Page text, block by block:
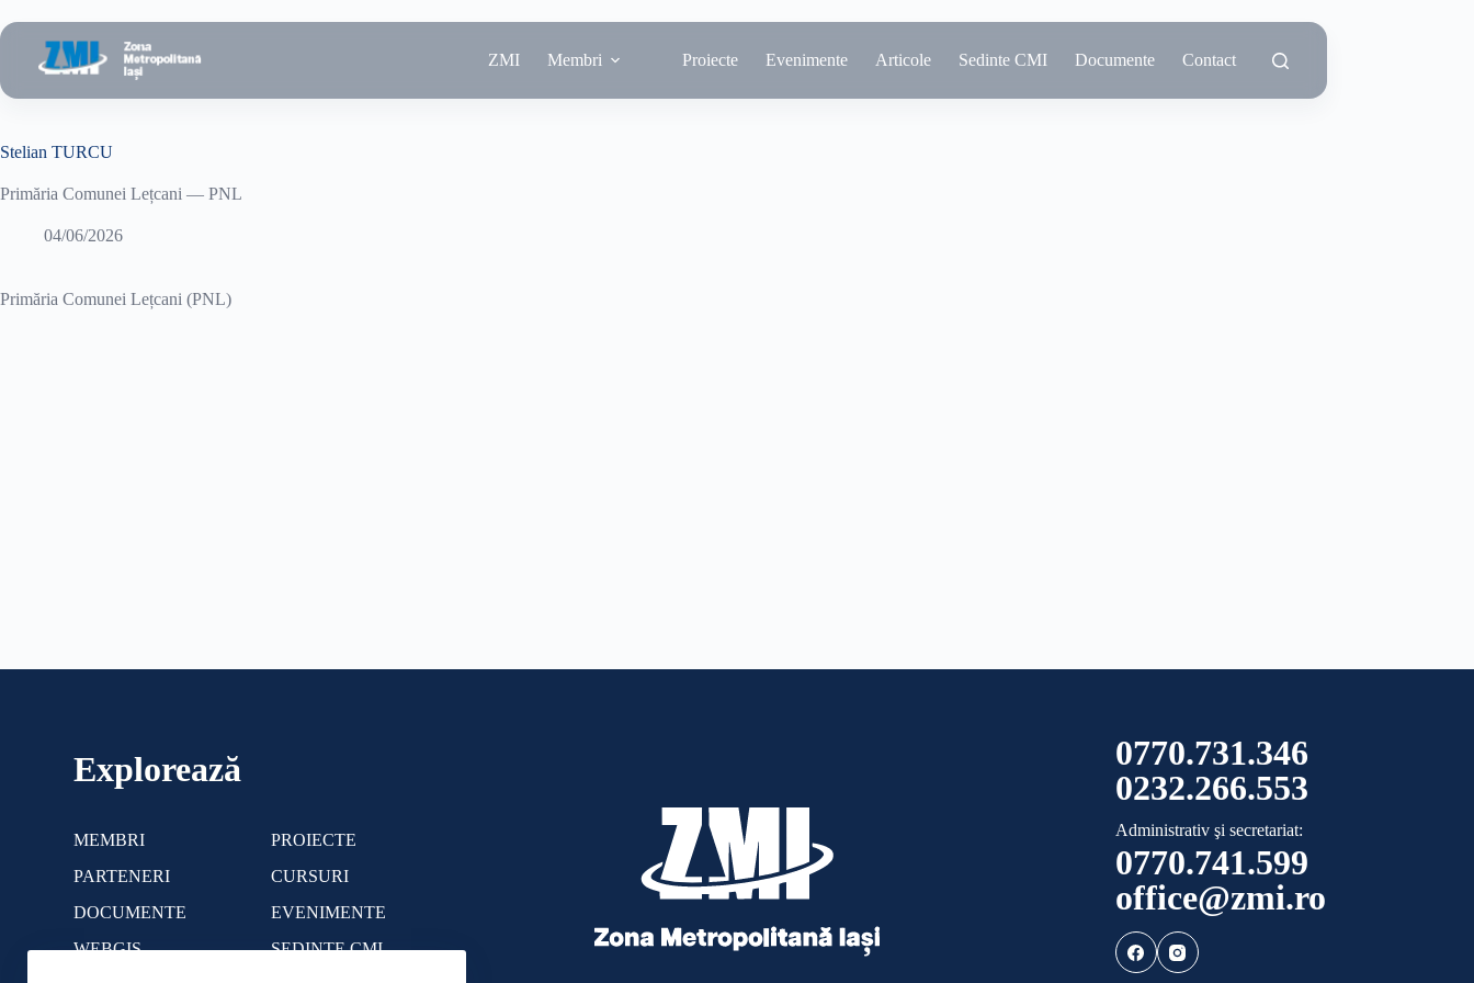
la
conținut
ZMI Membri Proiecte Evenimente Articole Sedinte CMI Documente Contact
Stelian TURCU
Primăria Comunei Lețcani — PNL
04/06/2026
Primăria Comunei Lețcani (PNL)
Explorează
MEMBRI
PROIECTE
PARTENERI
CURSURI
DOCUMENTE
EVENIMENTE
WEBGIS
SEDINTE CMI
0770.731.346
0232.266.553
Administrativ şi secretariat:
0770.741.599
office@zmi.ro